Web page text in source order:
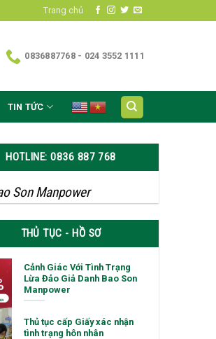
Trang chủ
0836887768 - 024 3552 1111
TIN TỨC
HOTLINE: 0836 887 768
Son Manpower
THỦ TỤC - HỒ SƠ
Cảnh Giác Với Tình Trạng
Lừa Đảo Giả Danh Bao Son
Manpower
Thủ tục cấp Giấy xác nhận
tình trạng hôn nhân